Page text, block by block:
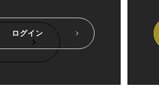
ログイン